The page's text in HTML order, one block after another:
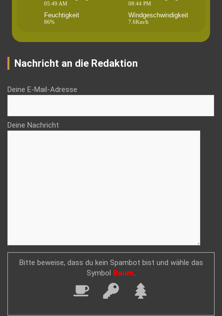
05:49 AM 08:44 PM
Feuchtigkeit
86%
Windgeschwindigkeit
7.6Km/h
Nachricht an die Redaktion
Deine E-Mail-Adresse
Deine Nachricht
Bitte beweise, dass du kein Spambot bist und wähle das
Symbol
Baum.